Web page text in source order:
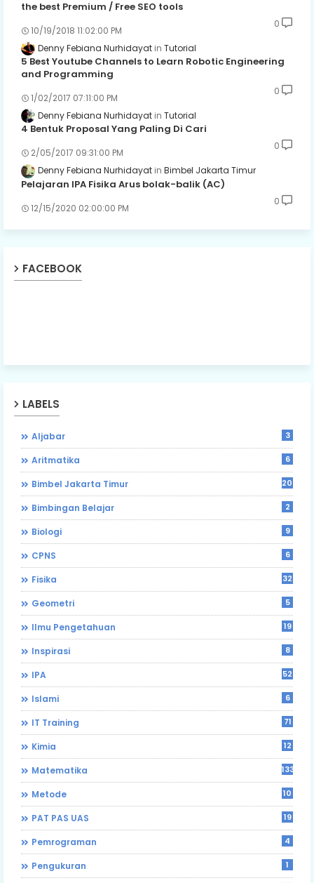
the best Premium / Free SEO tools
10/19/2018 11:02:00 PM
0
Denny Febiana Nurhidayat Tutorial
5 Best Youtube Channels to Learn Robotic Engineering
and Programming
1/02/2017 07:11:00 PM
0
Denny Febiana Nurhidayat Tutorial
4 Bentuk Proposal Yang Paling Di Cari
2/05/2017 09:31:00 PM
0
Denny Febiana Nurhidayat Bimbel Jakarta Timur
Pelajaran IPA Fisika Arus bolak-balik (AC)
12/15/2020 02:00:00 PM
0
FACEBOOK
LABELS
Aljabar 3
Aritmatika 6
Bimbel Jakarta Timur 203
Bimbingan Belajar 2
Biologi 9
CPNS 6
Fisika 32
Geometri 5
Ilmu Pengetahuan 19
Inspirasi 8
IPA 52
Islami 6
IT Training 71
Kimia 12
Matematika 133
Metode 10
PAT PAS UAS 19
Pemrograman 4
Pengukuran 1